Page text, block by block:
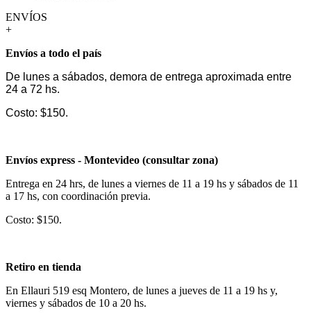
ENVÍOS
+
Envíos a todo el país
De lunes a sábados, demora de entrega aproximada entre
24 a 72 hs.
Costo: $150.
Envíos express - Montevideo (consultar zona)
Entrega en 24 hrs, de lunes a viernes de 11 a 19 hs y sábados de 11
a 17 hs, con coordinación previa.
Costo: $150.
Retiro en tienda
En Ellauri 519 esq Montero, de lunes a jueves de 11 a 19 hs y,
viernes y sábados de 10 a 20 hs.